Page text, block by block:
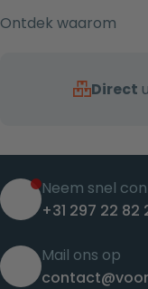
Ontdek waarom
Direct
Neem snel
+31 297 22 82
Mail ons op